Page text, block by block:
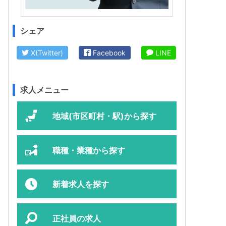
シェア
X(Twitter) Facebook LINE
求人メニュー
地域(市区町村・駅)から探す
職種・業種から探す
新着求人を探す
正社員の求人